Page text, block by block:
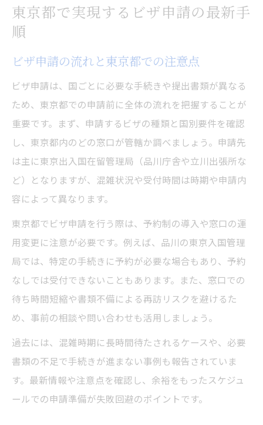
入管窓口選びで押さえるべきビザ申請要点
東京都で混雑を避けるビザ申請の工夫
ビザ申請に適した窓口の特徴と選び方
窓口利用でビザ申請をスムーズに進める術
国別で異なるビザ申請情報を徹底解説
国別で変わるビザ申請の必要書類解説
東京都のビザ申請管轄と国別ポイント
ビザ申請国別情報を東京都で調べる方法
国別ビザ申請情報の最新動向を東京都で知
る
ビザ申請準備を効率化する東京都のコツ
書類準備から相談までの流れとポイント
ビザ申請ミスを防ぐ東京都の準備チェック
東京都の窓口対応で重要な準備アイテム
相談や問い合わせ対応の秘訣を紹介
東京都で実現するビザ申請の最新手
順
ビザ申請の流れと東京都での注意点
ビザ申請は、国ごとに必要な手続きや提出書類が異なる
ため、東京都での申請前に全体の流れを把握することが
重要です。まず、申請するビザの種類と国別要件を確認
し、東京都内のどの窓口が管轄か調べましょう。申請先
は主に東京出入国在留管理局（品川庁舎や立川出張所な
ど）となりますが、混雑状況や受付時間は時期や申請内
容によって異なります。
東京都でビザ申請を行う際は、予約制の導入や窓口の運
用変更に注意が必要です。例えば、品川の東京入国管理
局では、特定の手続きに予約が必要な場合もあり、予約
なしでは受付できないこともあります。また、窓口での
待ち時間短縮や書類不備による再訪リスクを避けるた
め、事前の相談や問い合わせも活用しましょう。
過去には、混雑時期に長時間待たされるケースや、必要
書類の不足で手続きが進まない事例も報告されていま
す。最新情報や注意点を確認し、余裕をもったスケジュ
ールでの申請準備が失敗回避のポイントです。